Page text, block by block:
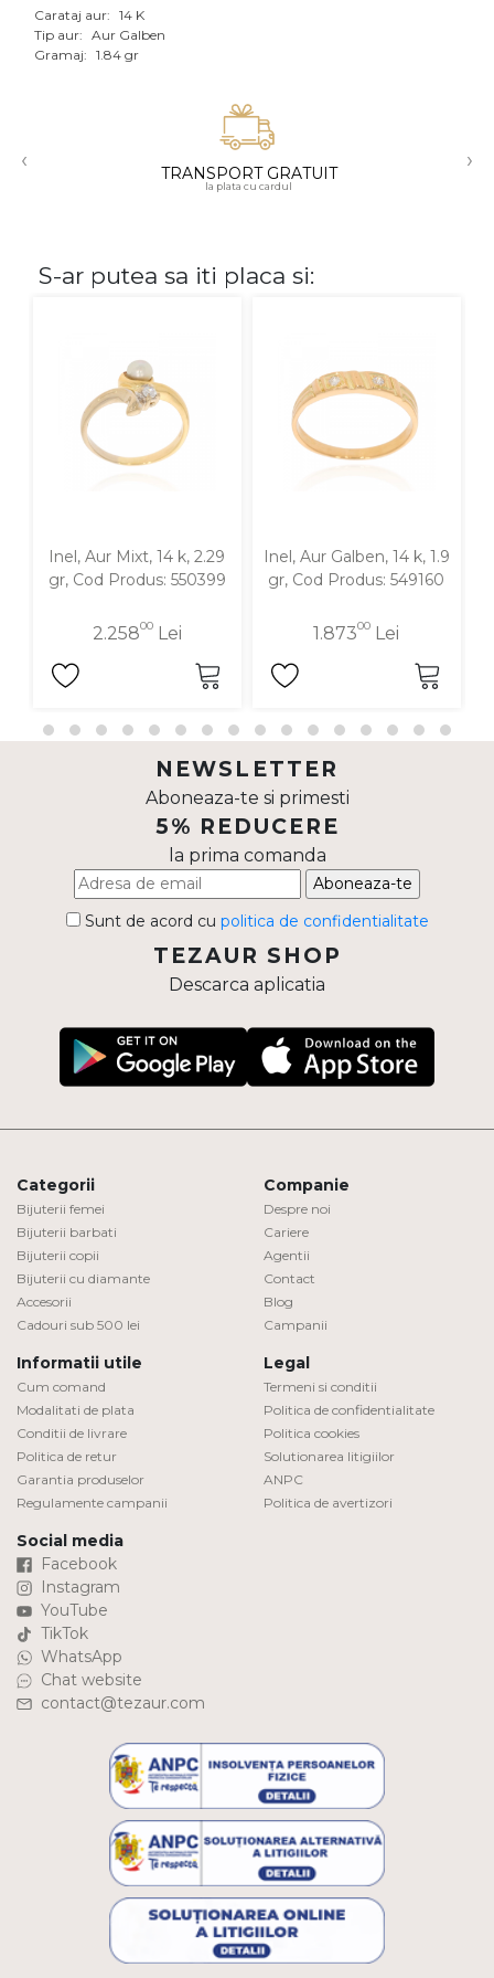
Aur mixt
18K
Carataj aur: 14 K
Tip aur: Aur Galben
Gramaj: 1.84 gr
‹ TRANSPORT GRATUIT
la plata cu cardul
›
S-ar putea sa iti placa si:
Inel, Aur Mixt, 14 k, 2.29
gr, Cod Produs: 550399
2.25800Lei
Inel, Aur Galben, 14 k, 1.9
gr, Cod Produs: 549160
1.87300 Lei
NEWSLETTER
Aboneaza-te si primesti
5% REDUCERE
la prima comanda
Aboneaza-te
Sunt de acord cu politica de confidentialitate
TEZAUR SHOP
Descarca aplicatia
Categorii
Bijuterii femei
Bijuterii barbati
Bijuterii copii
Bijuterii cu diamante
Accesorii
Cadouri sub 500 lei
Companie
Despre noi
Cariere
Agentii
Contact
Blog
Campanii
Informatii utile
Cum comand
Modalitati de plata
Conditii de livrare
Politica de retur
Garantia produselor
Regulamente campanii
Legal
Termeni si conditii
Politica de confidentialitate
Politica cookies
Solutionarea litigiilor
ANPC
Politica de avertizori
Social media
Facebook
Instagram
YouTube
TikTok
WhatsApp
Chat website
contact@tezaur.com